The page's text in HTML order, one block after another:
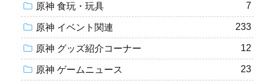
原神 食玩・玩具 7
原神 イベント関連 233
原神 グッズ紹介コーナー 12
原神 ゲームニュース 23